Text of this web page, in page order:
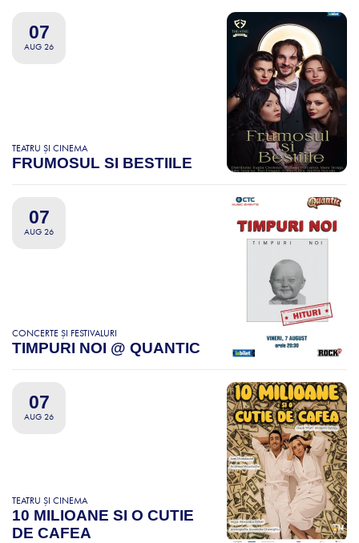
07
AUG 26
TEATRU ȘI CINEMA
FRUMOSUL SI BESTIILE
07
AUG 26
CONCERTE ȘI FESTIVALURI
TIMPURI NOI @ QUANTIC
07
AUG 26
TEATRU ȘI CINEMA
10 MILIOANE SI O CUTIE
DE CAFEA